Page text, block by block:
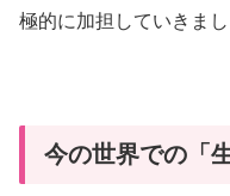
極的に加担していきまし
今の世界での「